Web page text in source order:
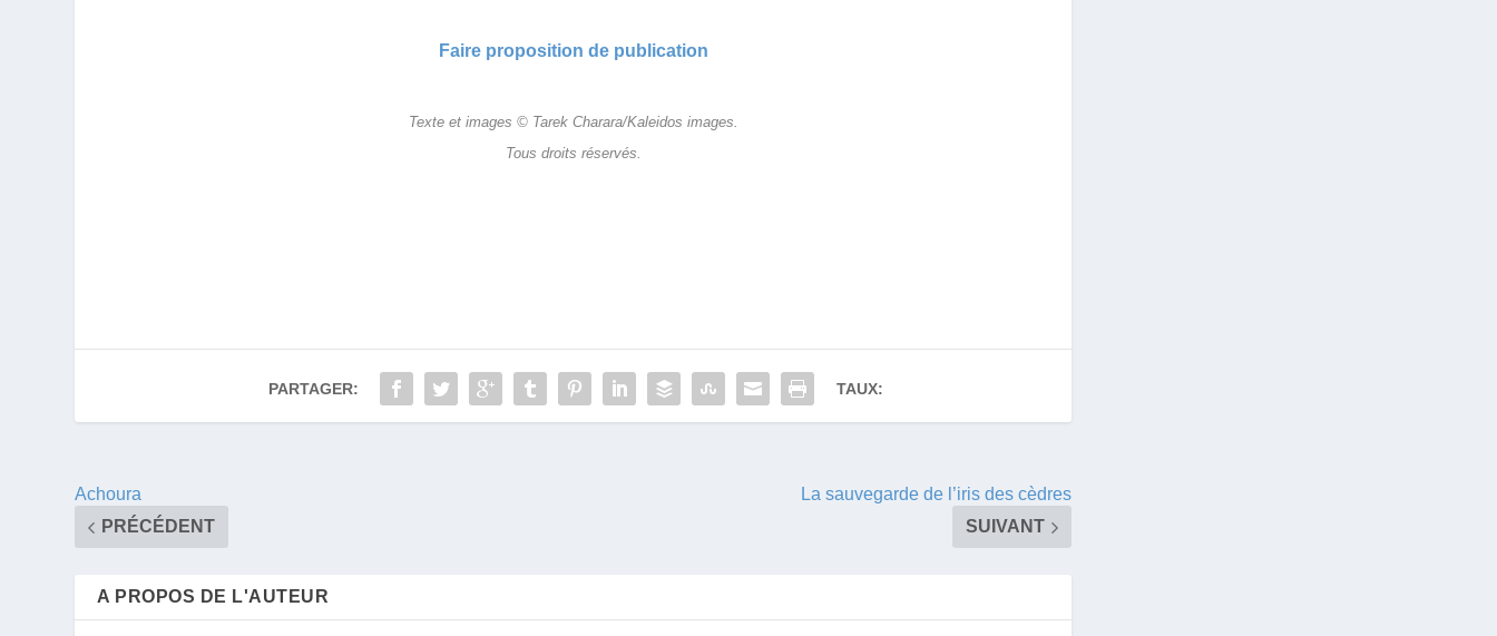
Faire proposition de publication
Texte et images © Tarek Charara/Kaleidos images.
Tous droits réservés.
PARTAGER: TAUX:
Achoura
PRÉCÉDENT
La sauvegarde de l’iris des cèdres
SUIVANT
A PROPOS DE L'AUTEUR